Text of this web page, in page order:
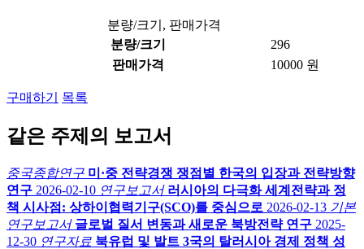
분량/크기, 판매가격
분량/크기
296
판매가격
10000 원
구매하기 목록
같은 주제의 보고서
중국종합연구 미·중 전략경쟁 쟁점별 한국의 입장과 전략방향
연구 2026-02-10 연구보고서 러시아의 다극화 세계전략과 정
책 시사점: 상하이협력기구(SCO)를 중심으로 2026-02-13 기본
연구보고서 글로벌 질서 변동과 새로운 북방전략 연구 2025-
12-30 연구자료 북유럽 및 발트 3국의 탈러시아 경제 정책 성